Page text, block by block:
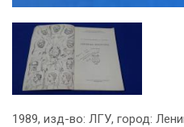
1989, изд-во: ЛГУ, город: